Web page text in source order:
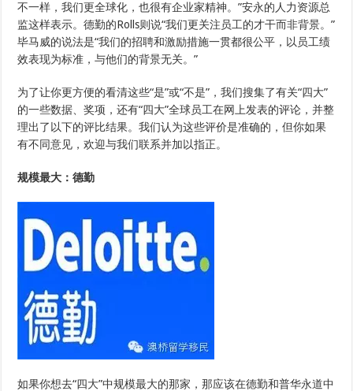
不一样，我们更全球化，也很有企业家精神。”安永的人力资源总
监这样表示。德勤的Rolls则说“我们更关注员工的才干而非背景。”
毕马威的说法是“我们的招聘和激励措施一贯都很公平，以员工绩
效表现为标准，与他们的背景无关。”
为了让你更方便的看清这些“是”或“不是”，我们搜集了有关“四大”
的一些数据、奖项，还有“四大”全球员工在网上发表的评论，并整
理出了以下的评比结果。我们认为这些评价是准确的，但你如果
有不同意见，欢迎与我们联系并加以指正。
规模最大：德勤
如果你想去“四大”中规模最大的那家，那应该在德勤和普华永道中